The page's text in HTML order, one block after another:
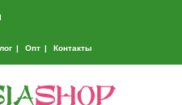
Опт Контакты